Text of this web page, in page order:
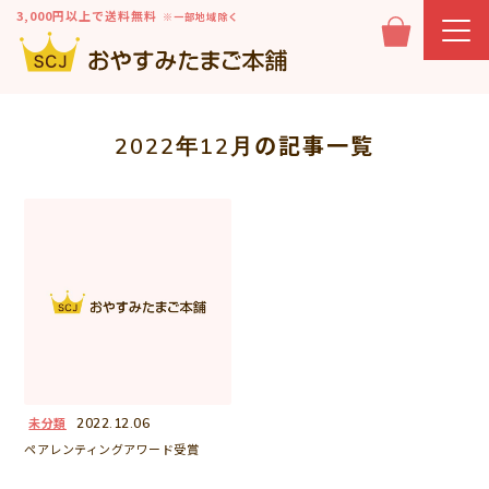
3,000円以上で送料無料 ※一部地域除く
2022年12月 の記事一覧
未分類
2022.12.06
ペアレンティングアワード受賞